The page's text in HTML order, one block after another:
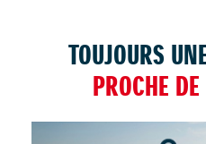
TOUJOURS
PROCHE